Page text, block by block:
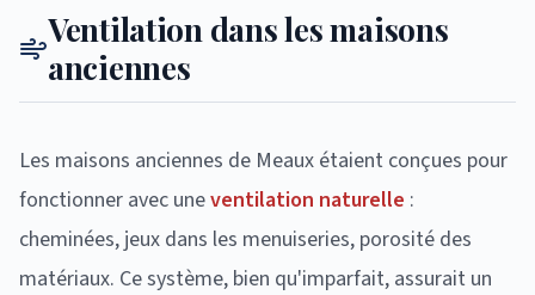
Ventilation dans les maisons
anciennes
Les maisons anciennes de Meaux étaient conçues pour
fonctionner avec uneventilation naturelle :
cheminées, jeux dans les menuiseries, porosité des
matériaux. Ce système, bien qu'imparfait, assurait un